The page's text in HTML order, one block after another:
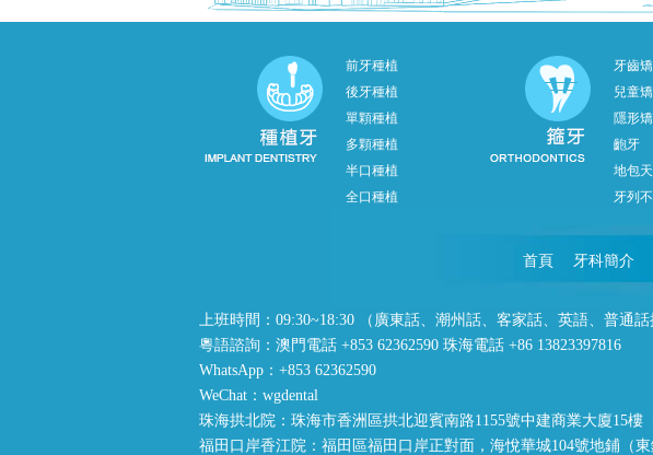
前牙種植
後牙種植
單顆種植
多顆種植
半口種植
全口種植
牙齒
兒童
隱形
齙牙
地包天
牙列
首頁 牙科簡介
上班時間：09:30~18:30 （廣東話、潮州話、客家話、英語、普通話
粵語諮詢：澳門電話 +853 62362590 珠海電話 +86 13823397816
WhatsApp：+853 62362590
WeChat：wgdental
珠海拱北院：珠海市香洲區拱北迎賓南路1155號中建商業大廈15樓
福田口岸香江院：福田區福田口岸正對面，海悅華城104號地鋪（東